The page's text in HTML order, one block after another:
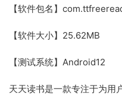
【软件包名】
【软件大小】25.62MB
【测试系统】Android12
天天读书是一款专注于为用